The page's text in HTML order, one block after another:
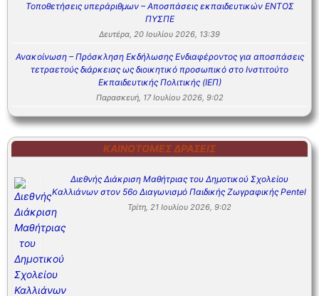
Τοποθετήσεις υπεράριθμων – Αποσπάσεις εκπαιδευτικών ΕΝΤΟΣ
ΠΥΣΠΕ
Δευτέρα, 20 Ιουλίου 2026, 13:39
Ανακοίνωση – Πρόσκληση Εκδήλωσης Ενδιαφέροντος για αποσπάσεις
τετραετούς διάρκειας ως διοικητικό προσωπικό στο Ινστιτούτο
Εκπαιδευτικής Πολιτικής (ΙΕΠ)
Παρασκευή, 17 Ιουλίου 2026, 9:02
ΚΑΙΝΟΤΌΜΕΣ ΔΡΆΣΕΙΣ
Διεθνής Διάκριση Μαθήτριας του Δημοτικού Σχολείου
Καλλιάνων στον 56ο Διαγωνισμό Παιδικής Ζωγραφικής Pentel
Τρίτη, 21 Ιουλίου 2026, 9:02